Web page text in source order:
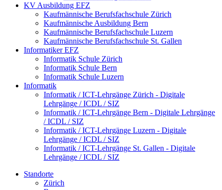
KV Ausbildung EFZ
Kaufmännische Berufsfachschule Zürich
Kaufmännische Ausbildung Bern
Kaufmännische Berufsfachschule Luzern
Kaufmännische Berufsfachschule St. Gallen
Informatiker EFZ
Informatik Schule Zürich
Informatik Schule Bern
Informatik Schule Luzern
Informatik
Informatik / ICT-Lehrgänge Zürich - Digitale
Lehrgänge / ICDL / SIZ
Informatik / ICT-Lehrgänge Bern - Digitale Lehrgänge
/ ICDL / SIZ
Informatik / ICT-Lehrgänge Luzern - Digitale
Lehrgänge / ICDL / SIZ
Informatik / ICT-Lehrgänge St. Gallen - Digitale
Lehrgänge / ICDL / SIZ
Standorte
Zürich